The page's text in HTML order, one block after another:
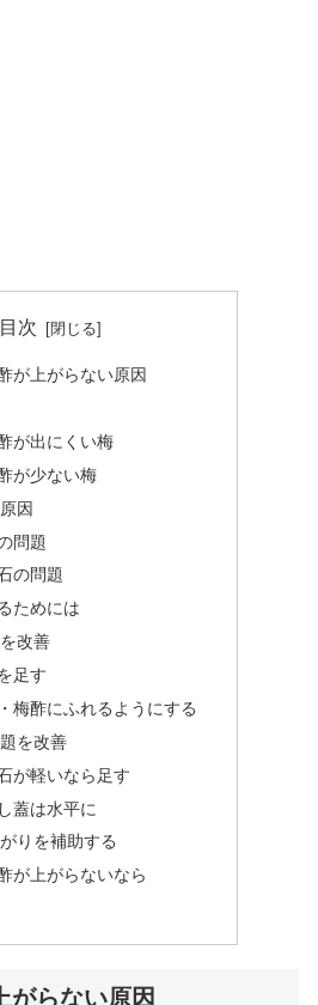
目次
が上がらない原因
が出にくい梅
が少ない梅
因
問題
の問題
ためには
改善
足す
梅酢にふれるようにする
を改善
が軽いなら足す
蓋は水平に
りを補助する
が上がらないなら
がらない原因